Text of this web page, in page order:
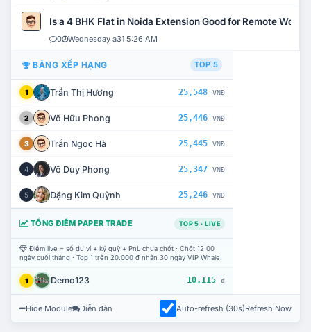
Is a 4 BHK Flat in Noida Extension Good for Remote Work?
0 Wednesday a31 5:26 AM
BẢNG XẾP HẠNG TOP 5
1 Trần Thị Hương 25,548 VNĐ
2 Võ Hữu Phong 25,446 VNĐ
3 Trần Ngọc Hà 25,445 VNĐ
4 Võ Duy Phong 25,347 VNĐ
5 Đặng Kim Quỳnh 25,246 VNĐ
TỔNG ĐIỂM PAPER TRADE TOP 5 · LIVE
Điểm live = số dư ví + ký quỹ + PnL chưa chốt · Chốt 12:00
ngày cuối tháng · Top 1 trên 20.000 đ nhận 30 ngày VIP Whale.
1 Demo123 10.115 đ
Hide Module Diễn đàn Auto-refresh (30s)Refresh Now